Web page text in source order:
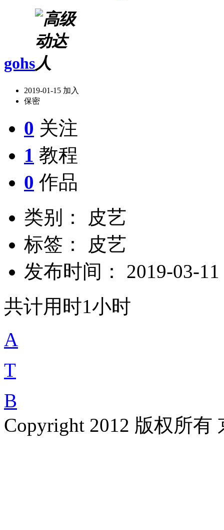
gohs
2019-01-15 加入
保密
0 关注
1 教程
0 作品
类别： 皮艺
标签： 皮艺
发布时间： 2019-03-11
共计用时1小时
A
T
B
Copyright 2012 版权所有